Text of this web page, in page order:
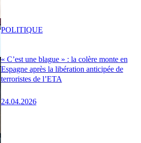
« C’est une blague » : la colère monte en
Espagne après la libération anticipée de
terroristes de l’ETA
24.04.2026
POLITIQUE